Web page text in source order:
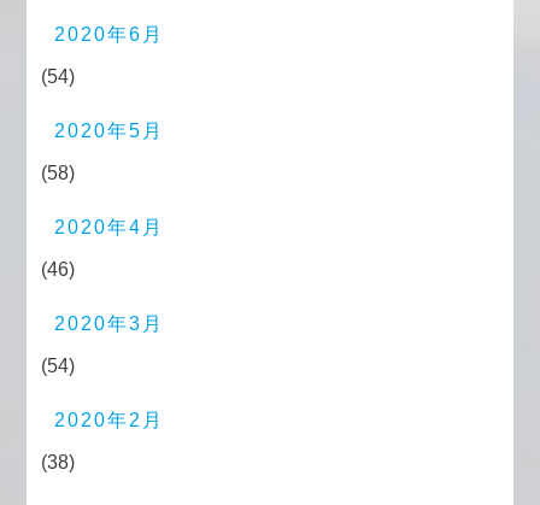
2020年6月
(54)
2020年5月
(58)
2020年4月
(46)
2020年3月
(54)
2020年2月
(38)